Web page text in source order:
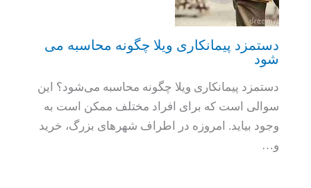
دستمزد پیمانکاری ویلا چگونه محاسبه می
شود
دستمزد پیمانکاری ویلا چگونه محاسبه می‌شود؟ این
سوالی است که برای افراد مختلف ممکن است به
وجود بیاید. امروزه در اطراف شهرهای بزرگ، خرید
و…